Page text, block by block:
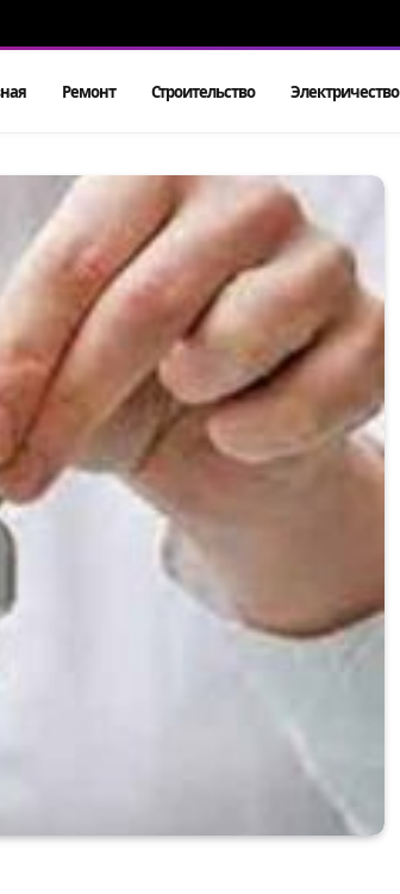
Ремонт Строительство Электричество